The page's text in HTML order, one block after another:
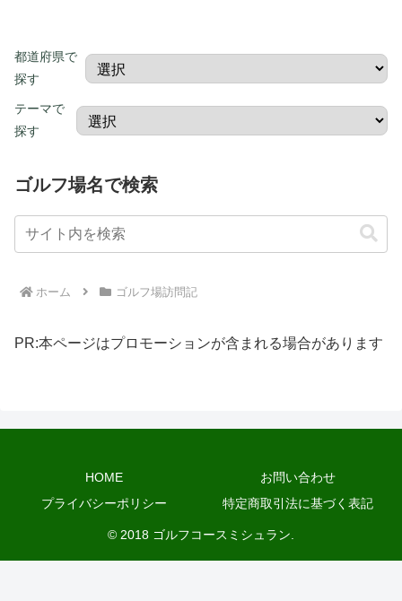
都道府県で
探す
テーマで
探す
ゴルフ場名で検索
ホーム ゴルフ場訪問記
PR:本ページはプロモーションが含まれる場合があります
HOME
お問い合わせ
プライバシーポリシー
特定商取引法に基づく表記
© 2018 ゴルフコースミシュラン.